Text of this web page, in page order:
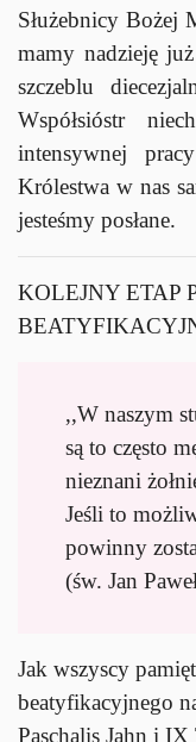
Służebnicy
mamy nadzieję
szczeblu
Współsióstr
intensywnej
Królestwa w nas
jesteśmy posłane.
KOLEJNY ETAP
,,W naszym
są to często
nieznani
Jeśli to
powinny
(św. Jan
Jak wszyscy
beatyfikacyjnego
Paschalis Jahn i